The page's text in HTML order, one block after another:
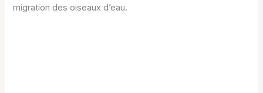
migration des oiseaux d’eau.